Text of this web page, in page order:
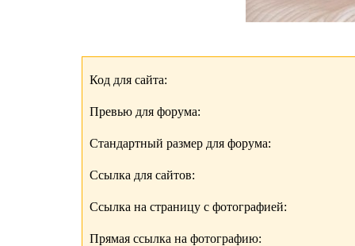
Код для сайта:
Превью для форума:
Стандартный размер для форума:
Ссылка для сайтов:
Ссылка на страницу с фотографией:
Прямая ссылка на фотографию: